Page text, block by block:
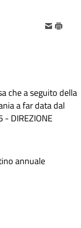
che a seguito della
a far data dal
DIREZIONE
annuale